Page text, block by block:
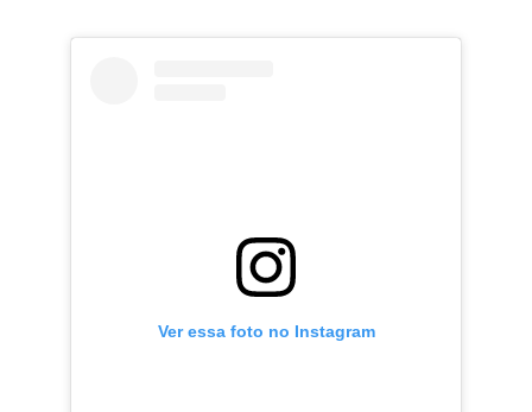
Ver essa foto no Instagram